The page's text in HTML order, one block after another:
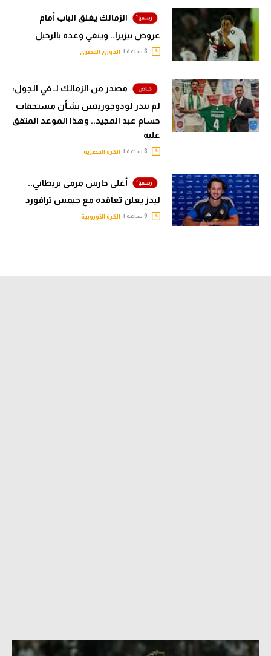
الزمالك يغلق الباب أمام
عروض بيزيرا.. وينفي وعده بالرحيل
الدوري المصري
مصدر من الزمالك لـ في الجول:
لم ننذر لودوجوريتس بشأن مستحقات
حسام عبد المجيد.. وهذا الموعد المتفق
عليه
الكرة المصرية
أغلى حارس مرمى بريطاني..
ليدز يعلن تعاقده مع جيمس ترافورد
الكرة الأوروبية